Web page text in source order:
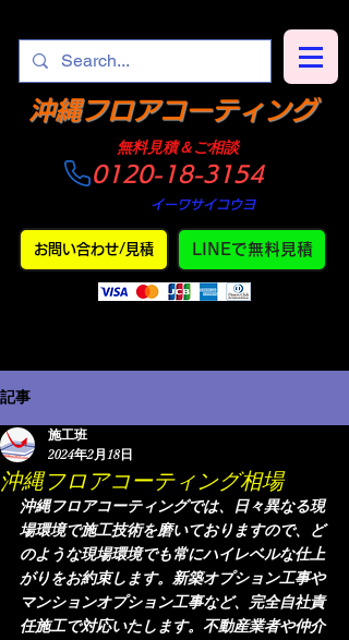
​沖縄フロアコーティング
​無料見積＆ご相談
0120-18-3154
イーワサイコウヨ
お問い合わせ/見積 LINEで無料見積
記事
沖縄フロアコーティング相場
施工班
2024年2月18日
沖縄フロアコーティングでは、日々異なる現
場環境で施工技術を磨いておりますので、ど
のような現場環境でも常にハイレベルな仕上
がりをお約束します。新築オプション工事や
マンションオプション工事など、完全自社責
任施工で対応いたします。不動産業者や仲介